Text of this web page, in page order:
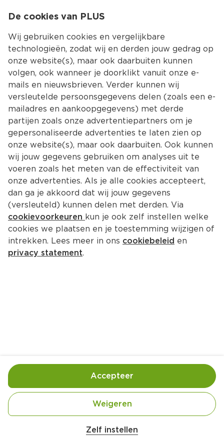
Kies jouw
Terug Producten
Santa Maria Sriracha
Per Pot 42 g  (per kilo €78.33)
Handige informatie over dit product
De cookies van PLUS
Wij gebruiken cookies en vergelijkbare
technologieën, zodat wij en derden jouw gedrag op
onze website(s), maar ook daarbuiten kunnen
volgen, ook wanneer je doorklikt vanuit onze e-
mails en nieuwsbrieven. Verder kunnen wij
versleutelde persoonsgegevens delen (zoals een e-
mailadres en aankoopgegevens) met derde
partijen zoals onze advertentiepartners om je
gepersonaliseerde advertenties te laten zien op
onze website(s), maar ook daarbuiten. Ook kunnen
wij jouw gegevens gebruiken om analyses uit te
voeren zoals het meten van de effectiviteit van
onze advertenties. Als je alle cookies accepteert,
dan ga je akkoord dat wij jouw gegevens
(versleuteld) kunnen delen met derden. Via
cookievoorkeuren kun je ook zelf instellen welke
cookies we plaatsen en je toestemming wijzigen of
intrekken. Lees meer in ons cookiebeleid en
privacy statement.
Zelf instellen
Weigeren
Accepteer